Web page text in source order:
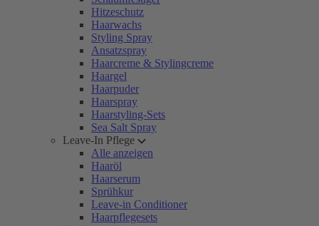
Hitzeschutz
Haarwachs
Styling Spray
Ansatzspray
Haarcreme & Stylingcreme
Haargel
Haarpuder
Haarspray
Haarstyling-Sets
Sea Salt Spray
Leave-In Pflege
Alle anzeigen
Haaröl
Haarserum
Sprühkur
Leave-in Conditioner
Haarpflegesets